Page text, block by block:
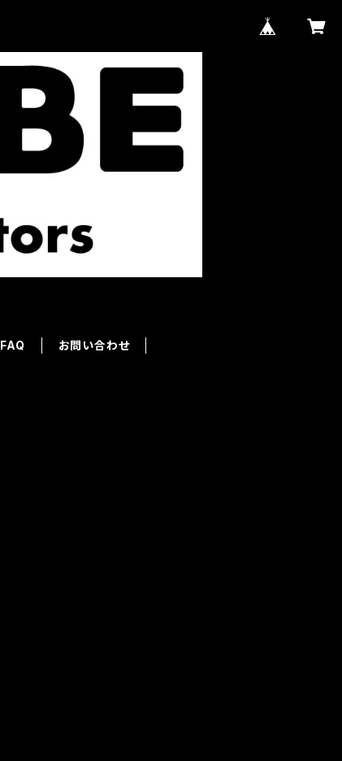
お問い合わせ